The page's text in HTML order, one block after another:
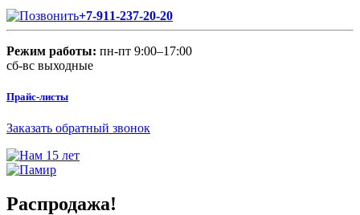
+7-911-237-20-20
Режим работы: пн-пт 9:00–17:00
сб-вс выходные
Прайс-листы
Заказать обратный звонок
Распродажа!